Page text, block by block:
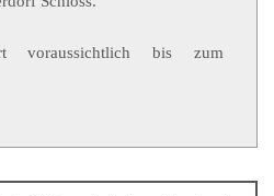
voraussichtlich bis zum